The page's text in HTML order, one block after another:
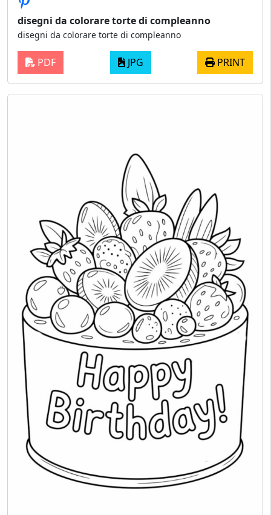
disegni da colorare torte di compleanno
disegni da colorare torte di compleanno
PDF JPG PRINT